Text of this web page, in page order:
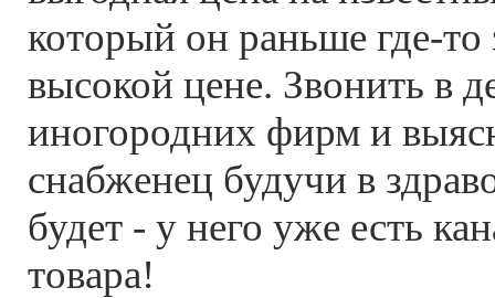
который он раньше где-то
высокой цене. Звонить в
иногородних фирм и
снабженец будучи в
будет - у него уже есть
товара!